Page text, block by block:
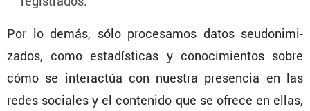
Por lo demás, sólo proce­samos datos seudo­ni­mi­
zados, como estadís­ticas y conoci­mientos sobre
cómo se inter­actúa con nuestra presencia en las
redes sociales y el conte­nido que se ofrece en ellas,